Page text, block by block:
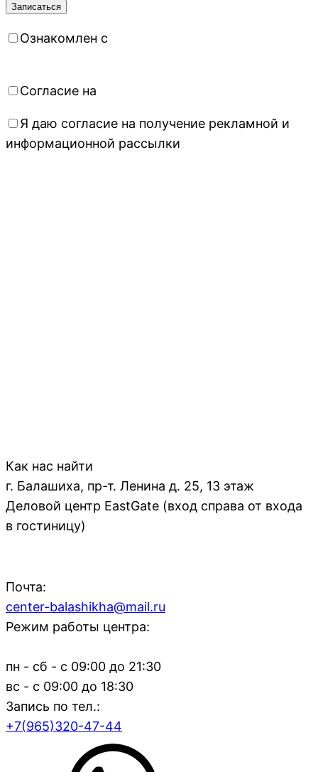
Ознакомлен с
Согласие на
Я даю согласие на получение рекламной и
информационной рассылки
Как нас найти
г. Балашиха, пр-т. Ленина д. 25, 13 этаж
Деловой центр EastGate (вход справа от входа
в гостиницу)
Почта:
center-balashikha@mail.ru
Режим работы центра:
пн - сб - с 09:00 до 21:30
вс - с 09:00 до 18:30
Запись по тел.:
+7(965)320-47-44